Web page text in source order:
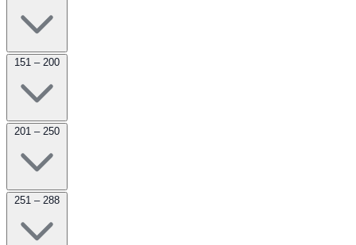
151 – 200
201 – 250
251 – 288